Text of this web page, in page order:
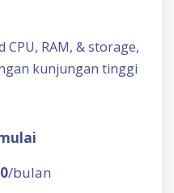
RAM, & storage,
kunjungan tinggi
/bulan